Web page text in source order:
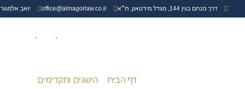
דרך מנחם בגין 144, מגדל מידטאון, ת״א office@almagorlaw.co.il יואב אלמגור
דף הבית הישגים ותקדימים